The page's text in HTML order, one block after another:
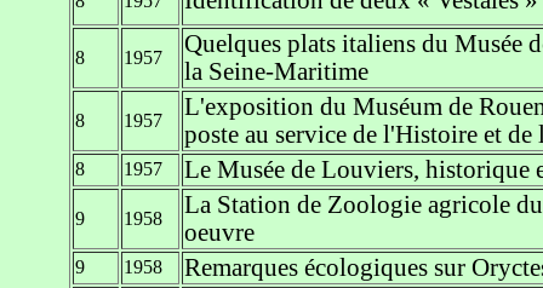
8 1957
Quelques plats italiens du Musée
la Seine-Maritime
8 1957
L'exposition du Muséum de
poste au service de l'Histoire et de
8 1957 Le Musée de Louviers, historique
9 1958
La Station de Zoologie agricole
oeuvre
9 1958 Remarques écologiques sur